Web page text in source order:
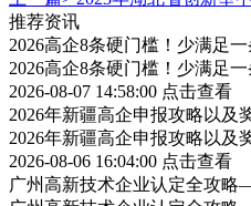
推荐资讯
2026高企8条硬门槛！少满足
2026高企8条硬门槛！少满足
2026-08-07 14:58:00 点击查看
2026年新疆高企申报攻略以及
2026年新疆高企申报攻略以及
2026-08-06 16:04:00 点击查看
广州高新技术企业认定全攻